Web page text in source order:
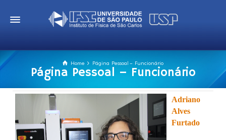
Home Página Pessoal – Funcionário
Página Pessoal – Funcionário
Adriano
Alves
Furtado